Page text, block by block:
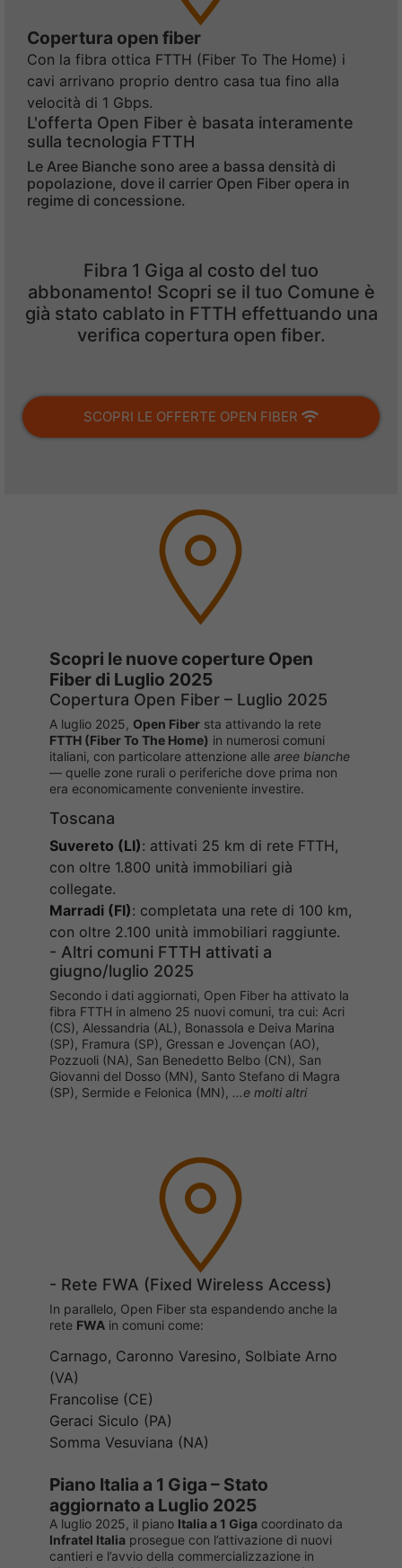
Copertura open fiber
Con la fibra ottica FTTH (Fiber To The Home) i
cavi arrivano proprio dentro casa tua fino alla
velocità di 1 Gbps.
L'offerta Open Fiber è basata interamente
sulla tecnologia FTTH
Le Aree Bianche sono aree a bassa densità di
popolazione, dove il carrier Open Fiber opera in
regime di concessione.
Fibra 1 Giga al costo del tuo
abbonamento! Scopri se il tuo Comune è
già stato cablato in FTTH effettuando una
verifica copertura open fiber.
SCOPRI LE OFFERTE OPEN FIBER
Scopri le nuove coperture Open
Fiber di Luglio 2025
Copertura Open Fiber – Luglio 2025
A luglio 2025, Open Fiber sta attivando la rete
FTTH (Fiber To The Home) in numerosi comuni
italiani, con particolare attenzione alle aree bianche
— quelle zone rurali o periferiche dove prima non
era economicamente conveniente investire.
Toscana
Suvereto (LI): attivati 25 km di rete FTTH,
con oltre 1.800 unità immobiliari già
collegate.
Marradi (FI): completata una rete di 100 km,
con oltre 2.100 unità immobiliari raggiunte.
- Altri comuni FTTH attivati a
giugno/luglio 2025
Secondo i dati aggiornati, Open Fiber ha attivato la
fibra FTTH in almeno 25 nuovi comuni, tra cui: Acri
(CS), Alessandria (AL), Bonassola e Deiva Marina
(SP), Framura (SP), Gressan e Jovençan (AO),
Pozzuoli (NA), San Benedetto Belbo (CN), San
Giovanni del Dosso (MN), Santo Stefano di Magra
(SP), Sermide e Felonica (MN), ...e molti altri
- Rete FWA (Fixed Wireless Access)
In parallelo, Open Fiber sta espandendo anche la
rete FWA in comuni come:
Carnago, Caronno Varesino, Solbiate Arno
(VA)
Francolise (CE)
Geraci Siculo (PA)
Somma Vesuviana (NA)
Piano Italia a 1 Giga – Stato
aggiornato a Luglio 2025
A luglio 2025, il piano Italia a 1 Giga coordinato da
Infratel Italia prosegue con l’attivazione di nuovi
cantieri e l’avvio della commercializzazione in